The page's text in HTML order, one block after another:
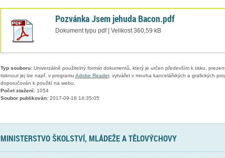
Pozvánka Jsem jehuda Bacon.pdf
Dokument typu pdf | Velikost 360,59 kB
Typ souboru:Univerzálně použitelný formát dokumentů, který je určen především k tisku,
tisknout jej lze např. v programu Adobe Reader, vytvářet v mnoha kancelářských a grafických
doporučován k použití na webu.
Počet stažení:1054
Soubor publikován:2017-09-18 14:35:05
MINISTERSTVO ŠKOLSTVÍ, MLÁDEŽE A TĚLOVÝCHOVY